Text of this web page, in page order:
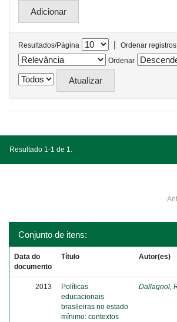
Resultados/Página |
Ordenar
Ordenar
Resultado 1-1 de 1.
Conjunto de itens:
Data do
documento
Título Autor(es)
2013
Políticas
educacionais
brasileiras no estado
mínimo: contextos
Dallagnol,